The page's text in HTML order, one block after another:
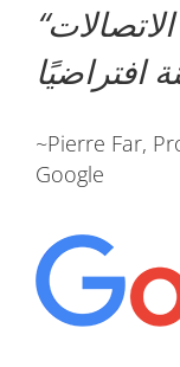
~Pierre Far,
Google